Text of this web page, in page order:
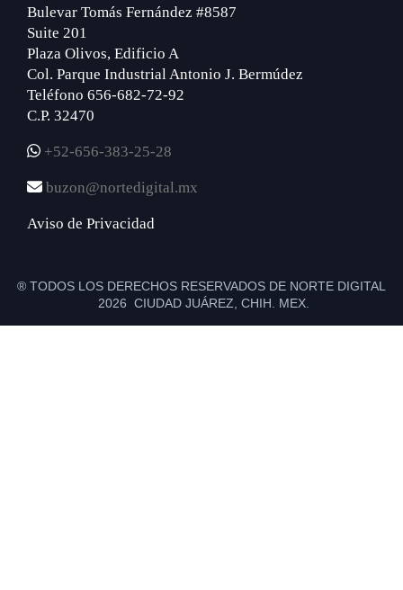
Bulevar Tomás Fernández #8587
Suite 201
Plaza Olivos, Edificio A
Col. Parque Industrial Antonio J. Bermúdez
Teléfono 656-682-72-92
C.P. 32470
+52-656-383-25-28
buzon@nortedigital.mx
Aviso de Privacidad
® TODOS LOS DERECHOS RESERVADOS DE NORTE DIGITAL
2026 CIUDAD JUÁREZ, CHIH. MEX.